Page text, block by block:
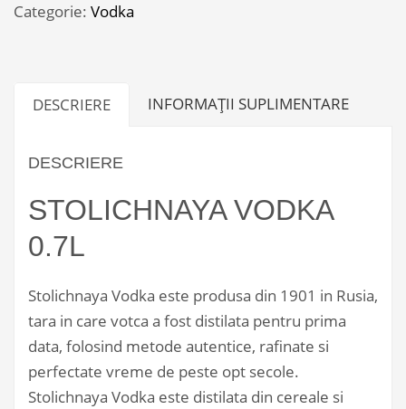
Categorie: Vodka
DESCRIERE INFORMAȚII SUPLIMENTARE
DESCRIERE
STOLICHNAYA VODKA
0.7L
Stolichnaya Vodka este produsa din 1901 in Rusia,
tara in care votca a fost distilata pentru prima
data, folosind metode autentice, rafinate si
perfectate vreme de peste opt secole.
Stolichnaya Vodka este distilata din cereale si